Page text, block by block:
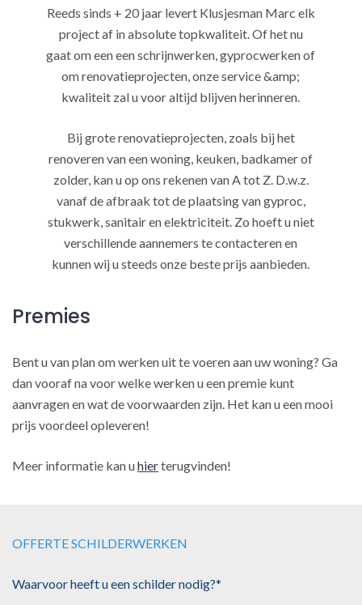
Reeds sinds + 20 jaar levert Klusjesman Marc elk
project af in absolute topkwaliteit. Of het nu
gaat om een een schrijnwerken, gyprocwerken of
om renovatieprojecten, onze service &amp;
kwaliteit zal u voor altijd blijven herinneren.
Bij grote renovatieprojecten, zoals bij het
renoveren van een woning, keuken, badkamer of
zolder, kan u op ons rekenen van A tot Z. D.w.z.
vanaf de afbraak tot de plaatsing van gyproc,
stukwerk, sanitair en elektriciteit. Zo hoeft u niet
verschillende aannemers te contacteren en
kunnen wij u steeds onze beste prijs aanbieden.
Premies
Bent u van plan om werken uit te voeren aan uw woning? Ga
dan vooraf na voor welke werken u een premie kunt
aanvragen en wat de voorwaarden zijn. Het kan u een mooi
prijs voordeel opleveren!
Meer informatie kan uhierterugvinden!
OFFERTE SCHILDERWERKEN
Waarvoor heeft u een schilder nodig?*